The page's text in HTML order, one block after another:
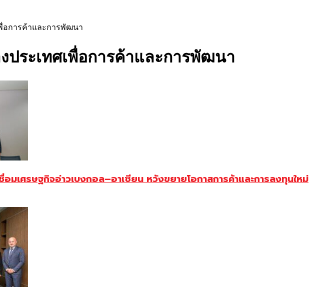
อการค้าและการพัฒนา
ประเทศเพื่อการค้าและการพัฒนา
อมเศรษฐกิจอ่าวเบงกอล–อาเซียน หวังขยายโอกาสการค้าและการลงทุนใหม่